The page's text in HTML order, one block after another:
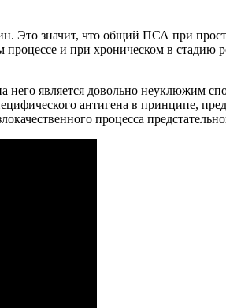
значит, что общий ПСА при
и при хроническом в стадию
является довольно неуклюжим
антигена в принципе,
процесса